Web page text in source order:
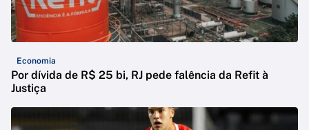
Economia
Por dívida de R$ 25 bi, RJ pede falência da Refit à
Justiça